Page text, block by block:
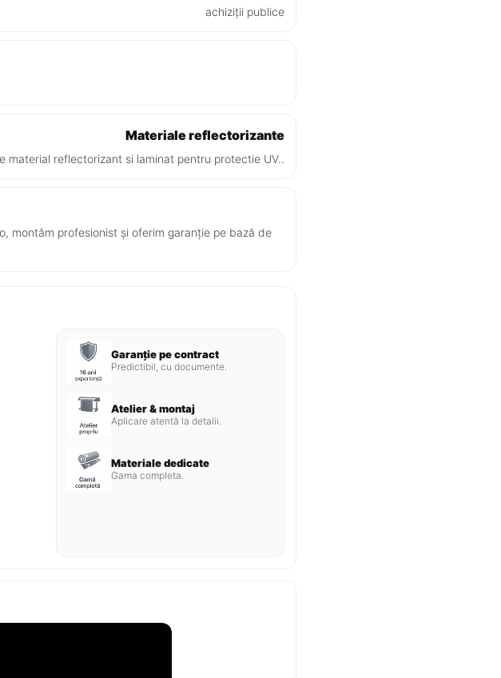
achiziții publice
Materiale reflectorizante
reflectorizant si laminat pentru protectie UV..
montăm profesionist și oferim garanție pe bază de
Garanție pe contract
Predictibil, cu documente.
Atelier & montaj
Aplicare atentă la detalii.
Materiale dedicate
Gama completa.